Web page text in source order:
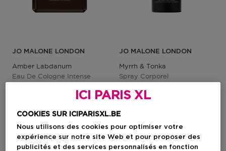
JO MALONE LONDON
Amber Labdanum
Eau De Cologne Intense
A Partir De 145,00 €
JO MALONE LONDON
Myrrh & Tonka
Spray Corporel
58,00 €
ICI PARIS XL
COOKIES SUR ICIPARISXL.BE
Nous utilisons des cookies pour optimiser votre
expérience sur notre site Web et pour proposer des
publicités et des services personnalisés en fonction